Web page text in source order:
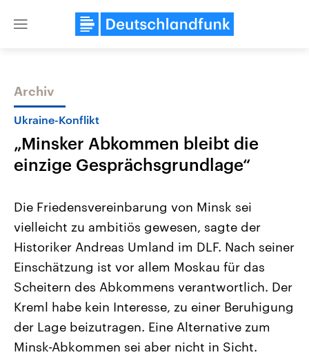
Close
Themen
Landtagswahl Sachsen-Anhalt
2026
Alle Informationen
Sachsen-Anhalt wählt am 6.
September 2026 einen neuen
Landtag. Seit 2021 wird das
Bundesland von einer Koalition aus
Umfragen, Prognosen,
Wahlprogramme, aktuelle Berichte
und Hintergründe zu den Parteien
USA
Aktuelle Beiträge,
Hintergründe
Wirtschaftlich und
gehören die Vereinigten
den mächtigsten Ländern
mit großem Einfluss auf
aktuelle Weltgeschehen.
Sendungen Programm Podcasts
Archiv
Ukraine-Konflikt
„Minsker Abkommen bleibt die
einzige Gesprächsgrundlage“
Die Friedensvereinbarung von Minsk sei
vielleicht zu ambitiös gewesen, sagte der
Historiker Andreas Umland im DLF. Nach seiner
Einschätzung ist vor allem Moskau für das
Scheitern des Abkommens verantwortlich. Der
Kreml habe kein Interesse, zu einer Beruhigung
der Lage beizutragen. Eine Alternative zum
Minsk-Abkommen sei aber nicht in Sicht.